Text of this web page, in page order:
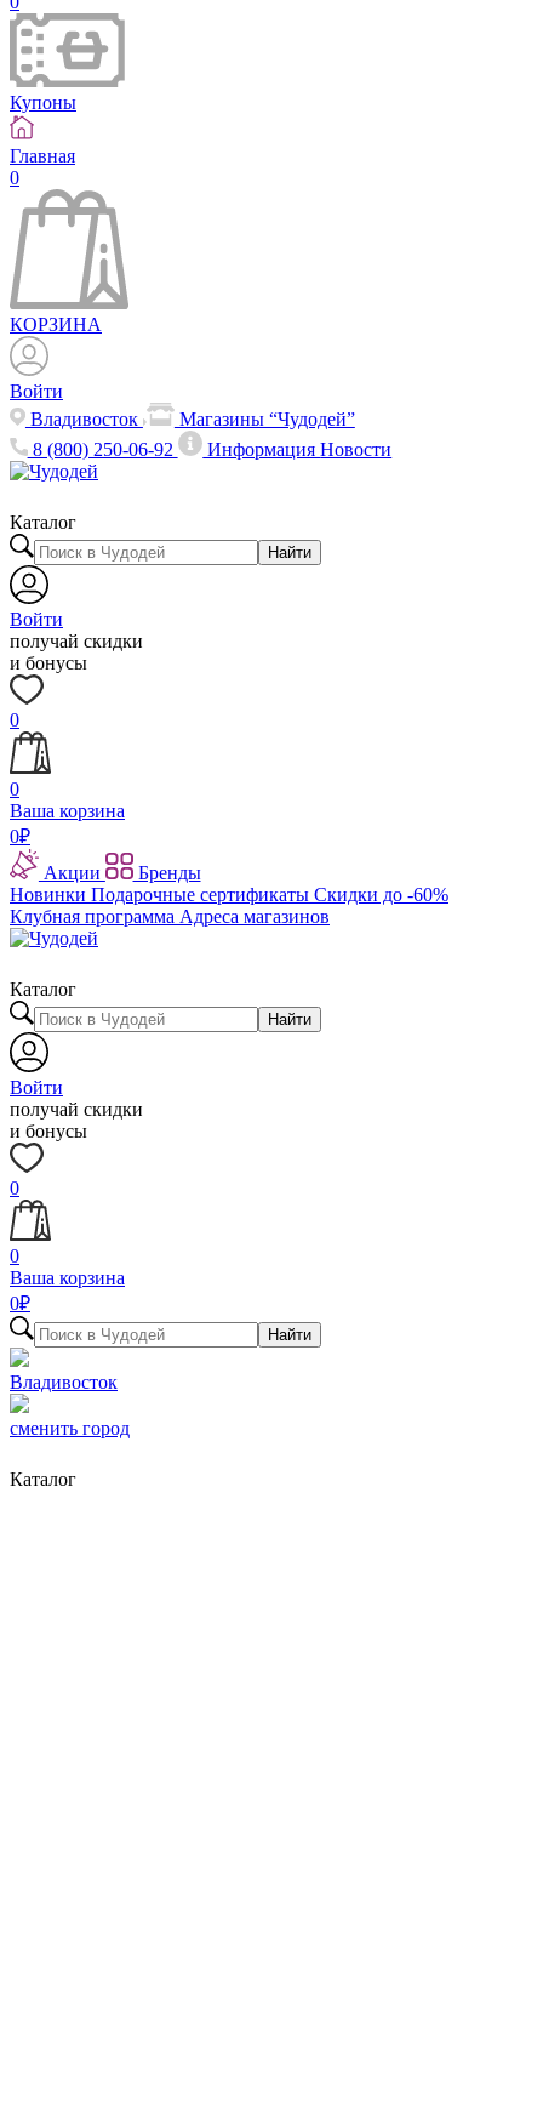
Купоны
Главная
0
КОРЗИНА
Войти
Владивосток
Магазины “Чудодей”
8 (800) 250-06-92
ИнформацияНовости
Каталог
Найти
Войти
получай скидки
и бонусы
0
0
Ваша корзина
0₽
Акции
Бренды
Новинки Подарочные сертификаты Скидки до -60%
Клубная программа Адреса магазинов
Каталог
Найти
Войти
получай скидки
и бонусы
0
0
Ваша корзина
0₽
Найти
Владивосток
сменить город
Каталог